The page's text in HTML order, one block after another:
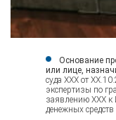
Основание
или лице,
суда ХХХ от
экспертизы по
заявлению ХХХ к
денежных